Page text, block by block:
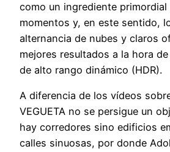
como un ingrediente primordial
momentos y, en este sentido,
alternancia de nubes y claros
mejores resultados a la hora
de alto rango dinámico (HDR).
A diferencia de los vídeos
VEGUETA no se persigue un
hay corredores sino edificios
calles sinuosas, por donde